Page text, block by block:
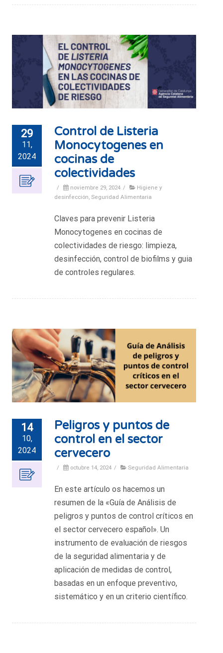
29
11,
2024
Control de Listeria
Monocytogenes en
cocinas de
colectividades
/ noviembre 29, 2024 /
Higiene y
desinfección, Seguridad Alimentaria
Claves para prevenir Listeria
Monocytogenes en cocinas de
colectividades de riesgo: limpieza,
desinfección, control de biofilms y guia
de controles regulares.
14
10,
2024
Peligros y puntos de
control en el sector
cervecero
/ octubre 14, 2024 / Seguridad Alimentaria
En este artículo os hacemos un
resumen de la «Guía de Análisis de
peligros y puntos de control críticos en
el sector cervecero español». Un
instrumento de evaluación de riesgos
de la seguridad alimentaria y de
aplicación de medidas de control,
basadas en un enfoque preventivo,
sistemático y en un criterio científico.